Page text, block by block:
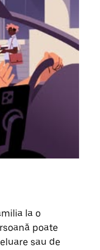
la o
poate
sau de